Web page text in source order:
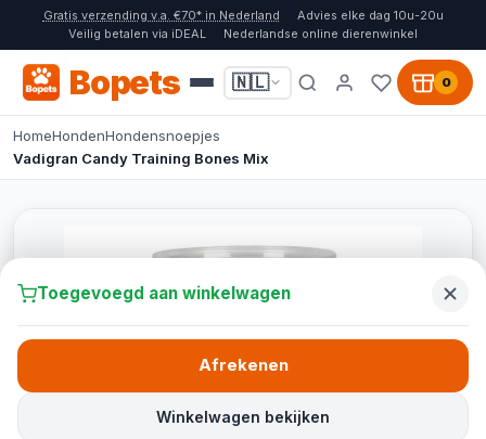
Gratis verzending v.a. €70* in Nederland
Advies elke dag 10u-20u
Veilig betalen via iDEAL
Nederlandse online dierenwinkel
Bopets 🇳🇱 0
HomeHondenHondensnoepjes
Vadigran Candy Training Bones Mix
Toegevoegd aan winkelwagen
Winkelwagen bekijken
Afrekenen